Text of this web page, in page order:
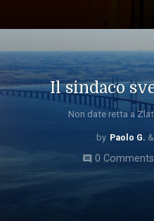
Il sindaco
Non date retta a
Paolo G.
comment0 Comments